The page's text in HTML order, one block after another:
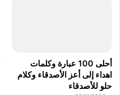
أحلى 100 عبارة وكلمات
اهداء إلى أعز الأصدقاء وكلام
حلو للأصدقاء